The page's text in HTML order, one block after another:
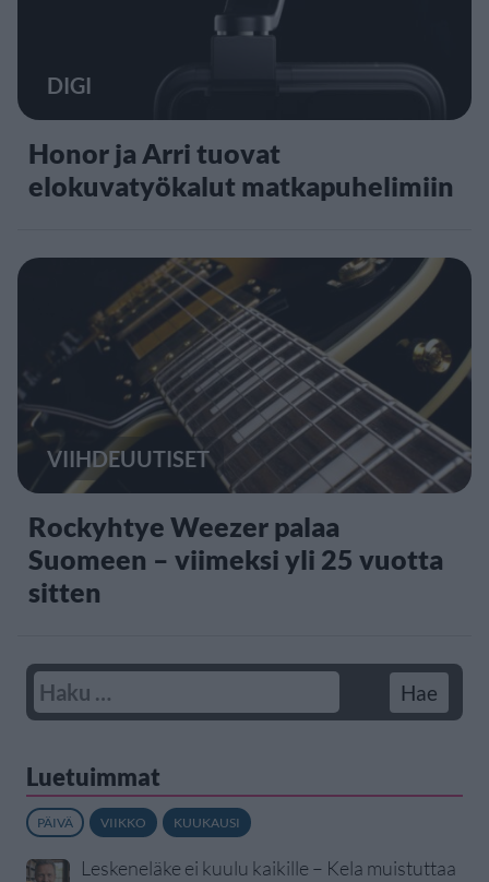
DIGI
Honor ja Arri tuovat
elokuvatyökalut matkapuhelimiin
VIIHDEUUTISET
Rockyhtye Weezer palaa
Suomeen – viimeksi yli 25 vuotta
sitten
Luetuimmat
PÄIVÄ VIIKKO KUUKAUSI
Leskeneläke ei kuulu kaikille – Kela muistuttaa